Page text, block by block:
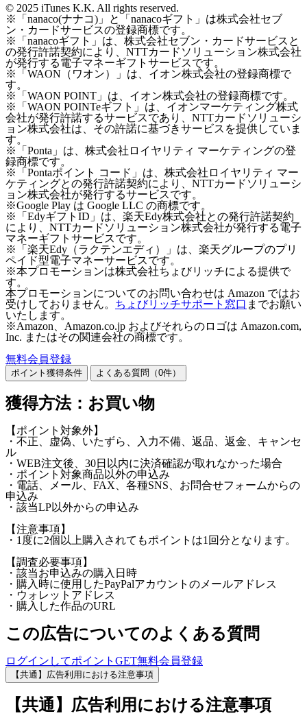
© 2025 iTunes K.K. All rights reserved.
※「nanaco(ナナコ)」と「nanacoギフト」は株式会社セブ
ン・カードサービスの登録商標です。
※「nanacoギフト」は、株式会社セブン・カードサービスと
の発行許諾契約により、NTTカードソリューション株式会社
が発行する電子マネーギフトサービスです。
※「WAON（ワオン）」は、イオン株式会社の登録商標で
す。
※「WAON POINT」は、イオン株式会社の登録商標です。
※「WAON POINTeギフト」は、イオンマーケティング株式
会社が発行許諾するサービスであり、NTTカードソリューシ
ョン株式会社は、その許諾に基づきサービスを提供していま
す。
※「Ponta」は、株式会社ロイヤリティ マーケティングの登
録商標です。
※「Pontaポイント コード」は、株式会社ロイヤリティ マー
ケティングとの発行許諾契約により、NTTカードソリューシ
ョン株式会社が発行するサービスです。
※Google Play は Google LLC の商標です。
※「EdyギフトID」は、楽天Edy株式会社との発行許諾契約
により、NTTカードソリューション株式会社が発行する電子
マネーギフトサービスです。
※「楽天Edy（ラクテンエディ）」は、楽天グループのプリ
ペイド型電子マネーサービスです。
※本プロモーションは株式会社ちょびリッチによる提供で
す。
本プロモーションについてのお問い合わせは Amazon ではお
受けしておりません。 ちょびリッチサポート窓口 までお願い
いたします。
※Amazon、Amazon.co.jp およびそれらのロゴは Amazon.com,
Inc. またはその関連会社の商標です。
無料会員登録
ポイント獲得条件 よくある質問（0件）
獲得方法：お買い物
【ポイント対象外】
・不正、虚偽、いたずら、入力不備、返品、返金、キャンセ
ル
・WEB注文後、30日以内に決済確認が取れなかった場合
・ポイント対象商品以外の申込み
・電話、メール、FAX、各種SNS、お問合せフォームからの
申込み
・該当LP以外からの申込み
【注意事項】
・1度に2個以上購入されてもポイントは1回分となります。
【調査必要事項】
・該当お申込みの購入日時
・購入時に使用したPayPalアカウントのメールアドレス
・ウォレットアドレス
・購入した作品のURL
この広告についてのよくある質問
ログインしてポイントGET無料会員登録
【共通】広告利用における注意事項
【共通】広告利用における注意事項